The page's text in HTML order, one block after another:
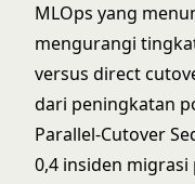
MLOps yang
mengurangi
versus direct
dari peningkatan
Parallel-Cutover
0,4 insiden